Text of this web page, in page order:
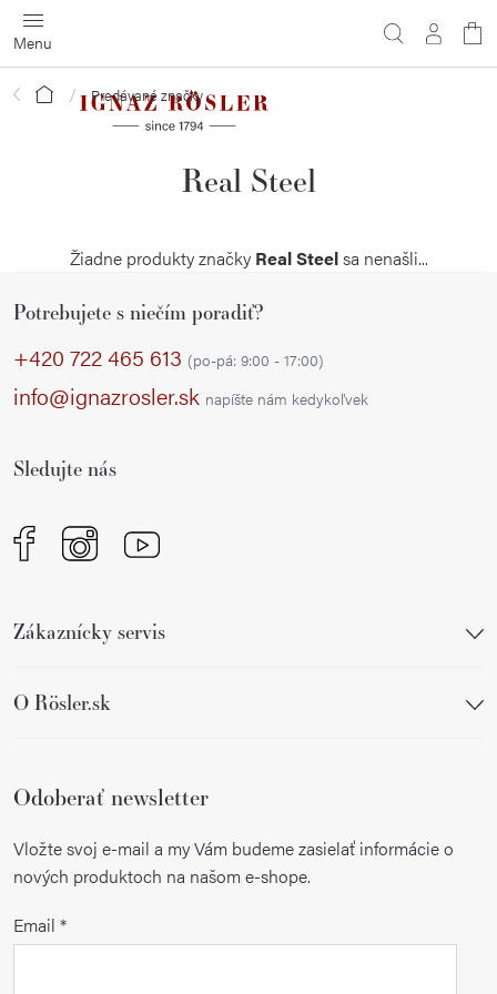
Prejsť
na
obsah
Domov Predávané značky
Real Steel
Žiadne produkty značky Real Steelsa nenašli...
Potrebujete s niečím poradiť?
+420 722 465 613 (po-pá: 9:00 - 17:00)
info@ignazrosler.sk napíšte nám kedykoľvek
Sledujte nás
Zákaznícky servis
O Rösler.sk
Odoberať newsletter
Vložte svoj e-mail a my Vám budeme zasielať informácie o
nových produktoch na našom e-shope.
Email